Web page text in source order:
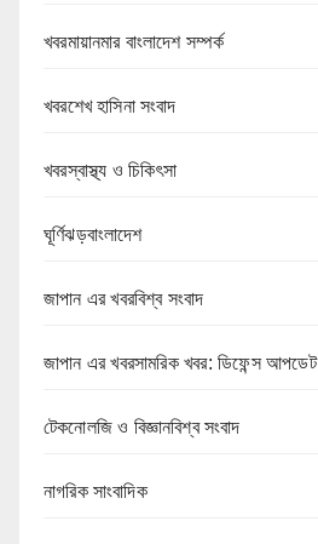
খবরমায়ানমার বাংলাদেশ সম্পর্ক
খবরশেখ হাসিনা সংবাদ
খবরস্বাস্থ্য ও চিকিৎসা
ঘূর্ণিঝড়বাংলাদেশ
জাপান এর খবরবিশ্ব সংবাদ
জাপান এর খবরসামরিক খবর: ডিফেন্স আপডেট
টেকনোলজি ও বিজ্ঞানবিশ্ব সংবাদ
নাগরিক সাংবাদিক